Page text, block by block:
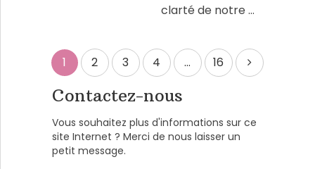
clarté de notre …
Pagination
publications
1 2 3 4 … 16
Contactez-nous
Vous souhaitez plus d'informations sur ce
site Internet ? Merci de nous laisser un
petit message.